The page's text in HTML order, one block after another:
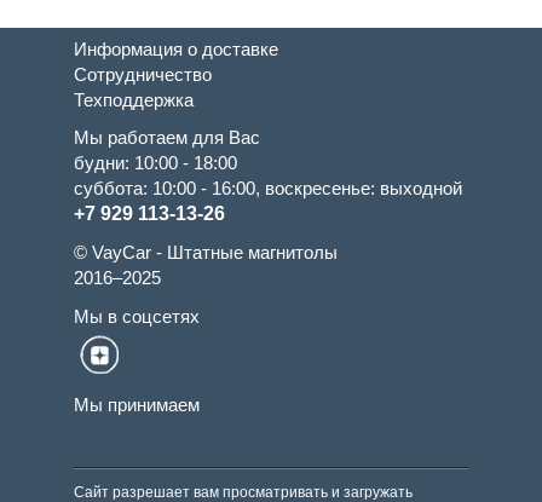
Информация о доставке
Сотрудничество
Техподдержка
Мы работаем для Вас
будни: 10:00 - 18:00
суббота: 10:00 - 16:00, воскресенье: выходной
+7 929 113-13-26
© VayCar - Штатные магнитолы
2016–2025
Мы в соцсетях
Мы принимаем
Сайт разрешает вам просматривать и загружать